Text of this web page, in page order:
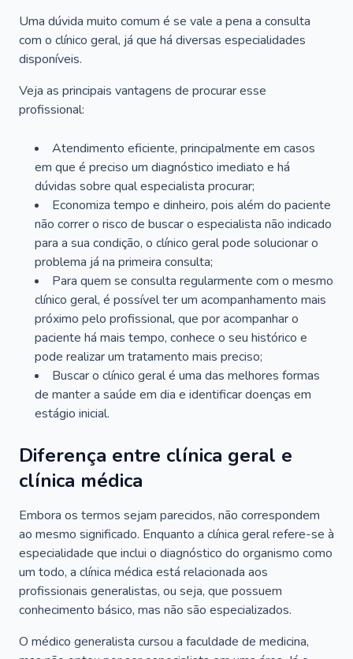
Uma dúvida muito comum é se vale a pena a consulta
com o clínico geral, já que há diversas especialidades
disponíveis.
Veja as principais vantagens de procurar esse
profissional:
Atendimento eficiente, principalmente em casos
em que é preciso um diagnóstico imediato e há
dúvidas sobre qual especialista procurar;
Economiza tempo e dinheiro, pois além do paciente
não correr o risco de buscar o especialista não indicado
para a sua condição, o clínico geral pode solucionar o
problema já na primeira consulta;
Para quem se consulta regularmente com o mesmo
clínico geral, é possível ter um acompanhamento mais
próximo pelo profissional, que por acompanhar o
paciente há mais tempo, conhece o seu histórico e
pode realizar um tratamento mais preciso;
Buscar o clínico geral é uma das melhores formas
de manter a saúde em dia e identificar doenças em
estágio inicial.
Diferença entre clínica geral e
clínica médica
Embora os termos sejam parecidos, não correspondem
ao mesmo significado. Enquanto a clínica geral refere-se à
especialidade que inclui o diagnóstico do organismo como
um todo, a clínica médica está relacionada aos
profissionais generalistas, ou seja, que possuem
conhecimento básico, mas não são especializados.
O médico generalista cursou a faculdade de medicina,